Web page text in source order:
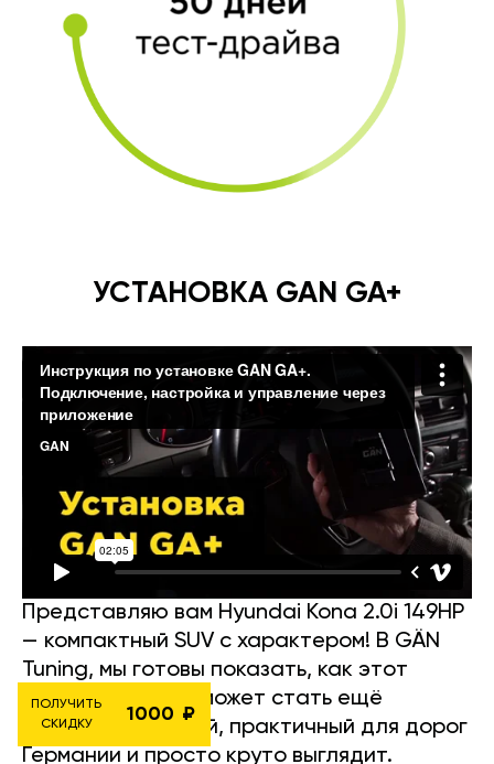
УСТАНОВКА GAN GA+
Представляю вам Hyundai Kona 2.0i 149HP
— компактный SUV с характером! В GÄN
Tuning, мы готовы показать, как этот
городской зверь может стать ещё
мощнее. Стильный, практичный для дорог
Германии и просто круто выглядит.
ПОЛУЧИТЬ
СКИДКУ
1000